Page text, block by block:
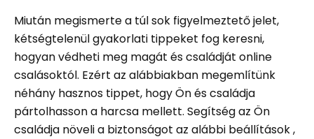
Miután megismerte a túl sok figyelmeztető jelet,
kétségtelenül gyakorlati tippeket fog keresni,
hogyan védheti meg magát és családját online
csalásoktól. Ezért az alábbiakban megemlítünk
néhány hasznos tippet, hogy Ön és családja
pártolhasson a harcsa mellett. Segítség az Ön
családja növeli a biztonságot az alábbi beállítások ,